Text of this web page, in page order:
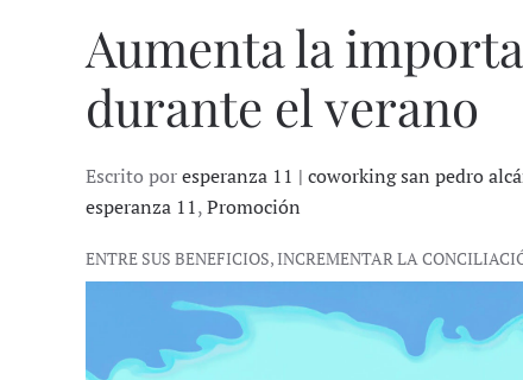
Aumenta la
durante el verano
Escrito poresperanza 11 | coworking san pedro
esperanza 11,Promoción
ENTRE SUS BENEFICIOS, INCREMENTAR LA